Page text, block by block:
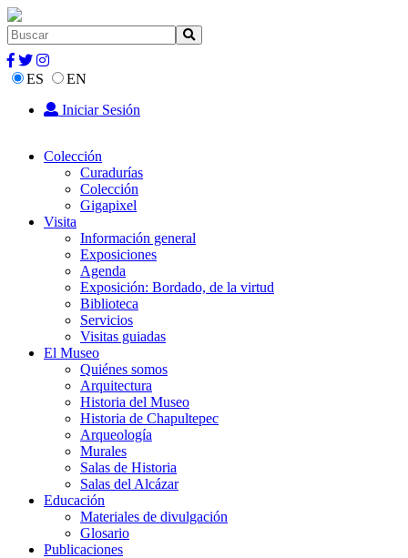
ES
EN
Iniciar Sesión
Colección
Curadurías
Colección
Gigapixel
Visita
Información general
Exposiciones
Agenda
Exposición: Bordado, de la virtud
Biblioteca
Servicios
Visitas guiadas
El Museo
Quiénes somos
Arquitectura
Historia del Museo
Historia de Chapultepec
Arqueología
Murales
Salas de Historia
Salas del Alcázar
Educación
Materiales de divulgación
Glosario
Publicaciones